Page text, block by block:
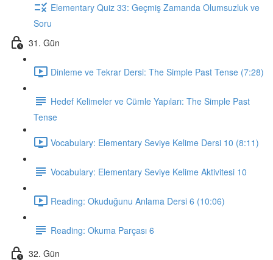
Elementary Quiz 33: Geçmiş Zamanda Olumsuzluk ve
Soru
31. Gün
Dinleme ve Tekrar Dersi: The Simple Past Tense (7:28)
Hedef Kelimeler ve Cümle Yapıları: The Simple Past
Tense
Vocabulary: Elementary Seviye Kelime Dersi 10 (8:11)
Vocabulary: Elementary Seviye Kelime Aktivitesi 10
Reading: Okuduğunu Anlama Dersi 6 (10:06)
Reading: Okuma Parçası 6
32. Gün